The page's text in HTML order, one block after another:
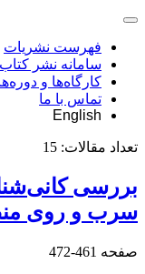
فهرست نشریات
سامانه نشر کتاب
کارگاه‌ها و
تماس با ما
English
تعداد مقالات: 15
بررسی
سرب و روی
صفحه 461-472